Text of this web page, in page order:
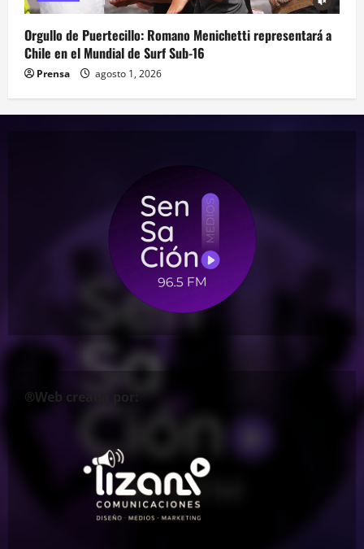
Orgullo de Puertecillo: Romano Menichetti representará a
Chile en el Mundial de Surf Sub-16
Prensa agosto 1, 2026
®Web creada por: